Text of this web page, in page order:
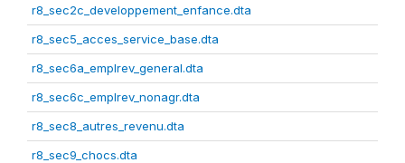
r8_sec2c_developpement_enfance.dta
r8_sec5_acces_service_base.dta
r8_sec6a_emplrev_general.dta
r8_sec6c_emplrev_nonagr.dta
r8_sec8_autres_revenu.dta
r8_sec9_chocs.dta